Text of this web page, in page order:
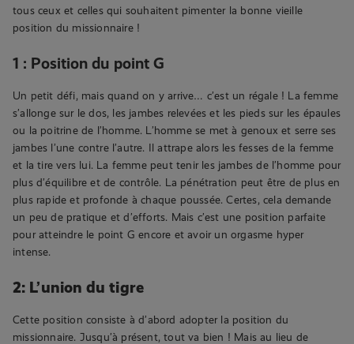
tous ceux et celles qui souhaitent pimenter la bonne vieille
position du missionnaire !
1 : Position du point G
Un petit défi, mais quand on y arrive… c’est un régale ! La femme
s’allonge sur le dos, les jambes relevées et les pieds sur les épaules
ou la poitrine de l’homme. L’homme se met à genoux et serre ses
jambes l’une contre l’autre. Il attrape alors les fesses de la femme
et la tire vers lui. La femme peut tenir les jambes de l’homme pour
plus d’équilibre et de contrôle. La pénétration peut être de plus en
plus rapide et profonde à chaque poussée. Certes, cela demande
un peu de pratique et d’efforts. Mais c’est une position parfaite
pour atteindre le point G encore et avoir un orgasme hyper
intense.
2: L’union du tigre
Cette position consiste à d’abord adopter la position du
missionnaire. Jusqu’à présent, tout va bien ! Mais au lieu de